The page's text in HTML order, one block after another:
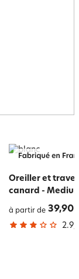
Oreiller et
canard -
à partir de 39,90
2.9